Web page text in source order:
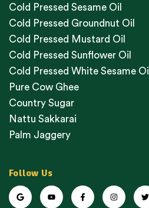
Cold Pressed Sesame Oil
Cold Pressed Groundnut Oil
Cold Pressed Mustard Oil
Cold Pressed Sunflower Oil
Cold Pressed White Sesame Oil
Pure Cow Ghee
Country Sugar
Nattu Sakkarai
Palm Jaggery
Follow Us